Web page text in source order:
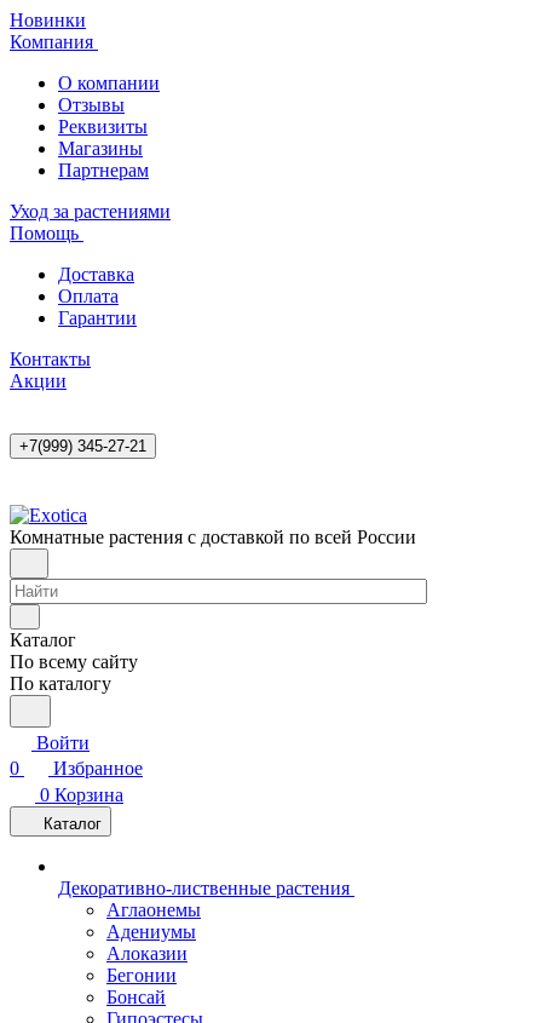
Новинки
Компания
О компании
Отзывы
Реквизиты
Магазины
Партнерам
Уход за растениями
Помощь
Доставка
Оплата
Гарантии
Контакты
Акции
+7(999) 345-27-21
Комнатные растения с доставкой по всей России
Каталог
По всему сайту
По каталогу
Войти
0
Избранное
0 Корзина
Каталог
Декоративно-лиственные растения
Аглаонемы
Адениумы
Алоказии
Бегонии
Бонсай
Гипоэстесы